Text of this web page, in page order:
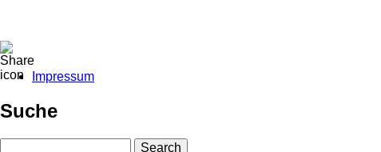
Impressum
Suche